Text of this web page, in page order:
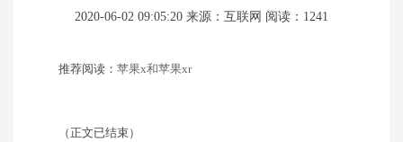
2020-06-02 09:05:20 来源：互联网 阅读：1241
推荐阅读： 苹果x和苹果xr
（正文已结束）